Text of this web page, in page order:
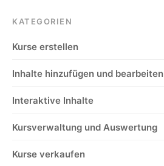
KATEGORIEN
Kurse erstellen
Inhalte hinzufügen und bearbeiten
Interaktive Inhalte
Kursverwaltung und Auswertung
Kurse verkaufen